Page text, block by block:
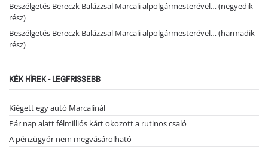
Beszélgetés Bereczk Balázzsal Marcali alpolgármesterével… (negyedik
rész)
Beszélgetés Bereczk Balázzsal Marcali alpolgármesterével… (harmadik
rész)
KÉK HÍREK - LEGFRISSEBB
Kiégett egy autó Marcalinál
Pár nap alatt félmilliós kárt okozott a rutinos csaló
A pénzügyőr nem megvásárolható